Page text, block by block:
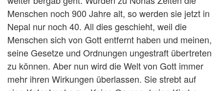
Menschen noch 900 Jahre alt, so werden sie jetzt in
Nepal nur noch 40. All dies geschieht, weil die
Menschen sich von Gott entfernt haben und meinen,
seine Gesetze und Ordnungen ungestraft übertreten
zu können. Aber nun wird die Welt von Gott immer
mehr ihren Wirkungen überlassen. Sie strebt auf